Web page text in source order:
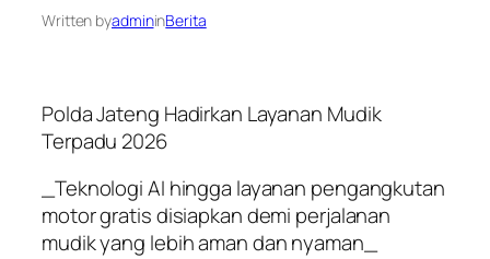
Written byadmininBerita
Polda Jateng Hadirkan Layanan Mudik
Terpadu 2026
_Teknologi AI hingga layanan pengangkutan
motor gratis disiapkan demi perjalanan
mudik yang lebih aman dan nyaman_